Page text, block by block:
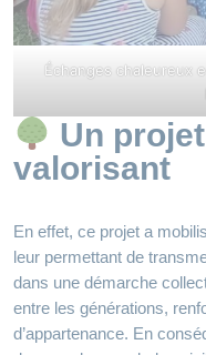
Échanges chaleureux
Un
valorisant
En effet, ce projet a
leur permettant de
dans une démarche
entre les générations,
d’appartenance. En